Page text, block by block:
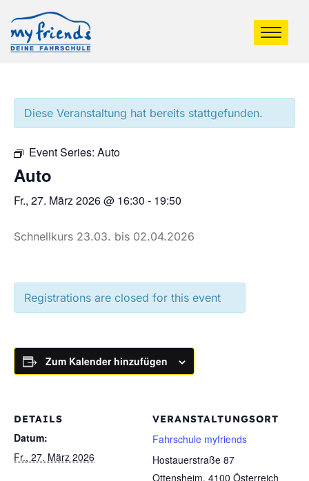
Diese Veranstaltung hat bereits stattgefunden.
Event Series: Auto
Auto
Fr., 27. März 2026 @ 16:30 - 19:50
Schnellkurs 23.03. bis 02.04.2026
Registrations are closed for this event
Zum Kalender hinzufügen
DETAILS
Datum:
Fr., 27. März 2026
VERANSTALTUNGSORT
Fahrschule myfriends
Hostauerstraße 87
Ottensheim, 4100 Österreich